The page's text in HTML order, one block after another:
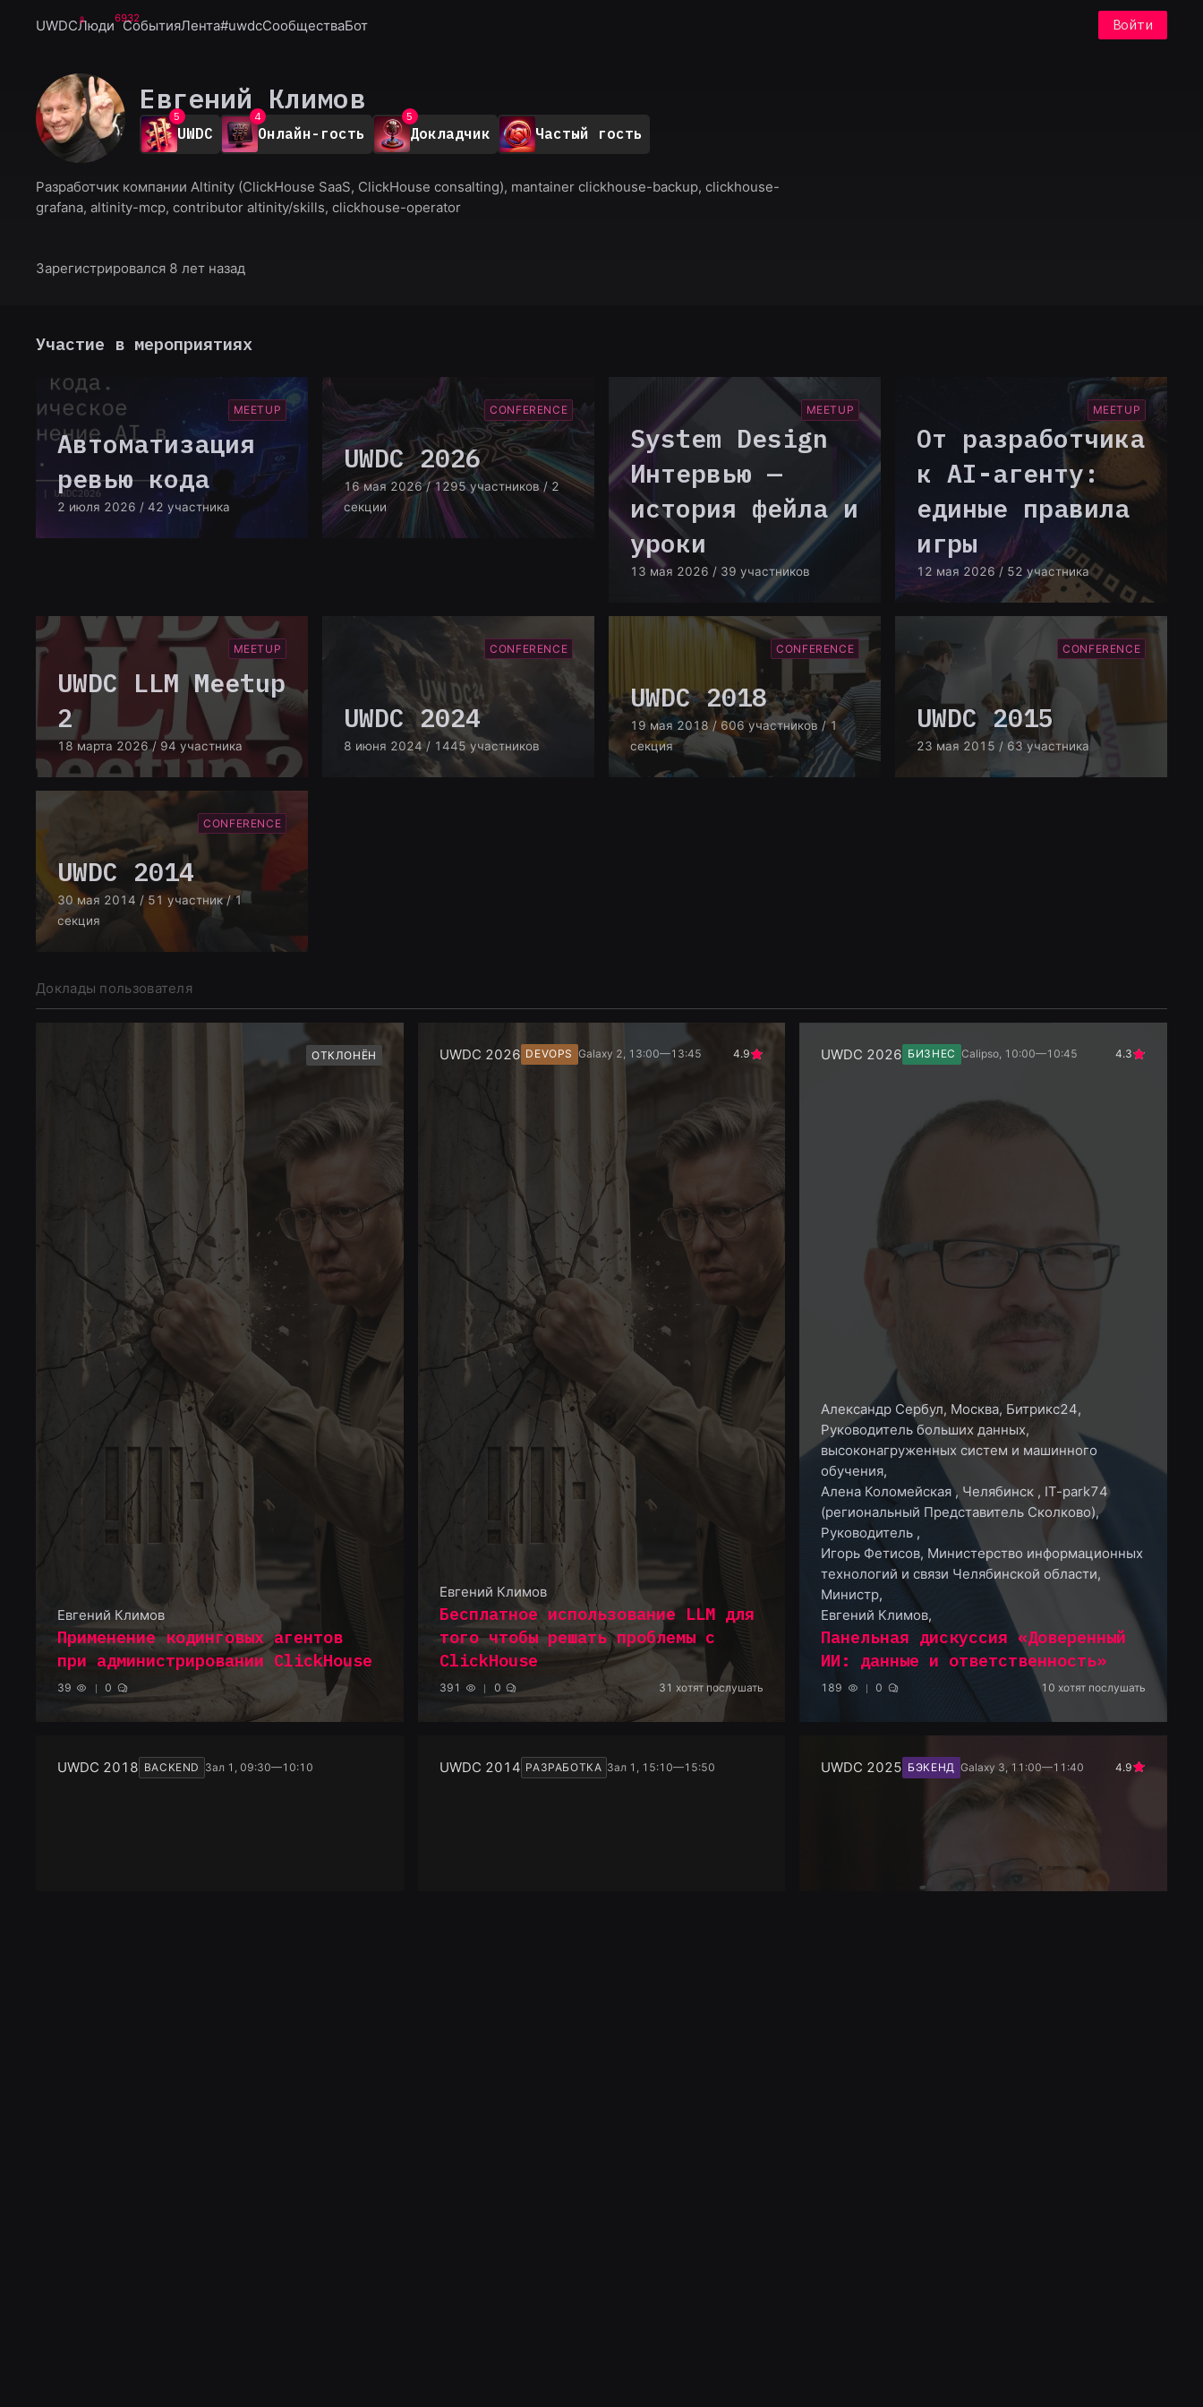
UWDCЛюди6932
СобытияЛента#uwdcСообществаБот Войти
Евгений Климов
0
4
5
6
7
9
UWDC
4
5
6
8
9
Онлайн-гость
5
6
7
9
Докладчик Частый гость
Разработчик компании Altinity (ClickHouse SaaS, ClickHouse consalting), mantainer clickhouse-backup, clickhouse-
grafana, altinity-mcp, contributor altinity/skills, clickhouse-operator
Зарегистрировался 8 лет назад
Участие в мероприятиях
MEETUP
Автоматизация
ревью кода
2 июля 2026 / 42 участника
CONFERENCE
UWDC 2026
16 мая 2026 / 1295 участников / 2
секции
MEETUP
System Design
Интервью —
история фейла и
уроки
13 мая 2026 / 39 участников
MEETUP
От разработчика
к AI-агенту:
единые правила
игры
12 мая 2026 / 52 участника
MEETUP
UWDC LLM Meetup
2
18 марта 2026 / 94 участника
CONFERENCE
UWDC 2024
8 июня 2024 / 1445 участников
CONFERENCE
UWDC 2018
19 мая 2018 / 606 участников / 1
секция
CONFERENCE
UWDC 2015
23 мая 2015 / 63 участника
CONFERENCE
UWDC 2014
30 мая 2014 / 51 участник / 1
секция
Доклады пользователя
Евгений Климов
Применение кодинговых агентов
при администрировании ClickHouse
ОТКЛОНЁН
39 0
UWDC 2026 DEVOPS Galaxy 2, 13:00—13:45 4.9
Евгений Климов
Бесплатное использование LLM для
того чтобы решать проблемы с
ClickHouse
391 0 31 хотят послушать
UWDC 2026 БИЗНЕС Calipso, 10:00—10:45 4.3
Александр Сербул, Москва, Битрикс24,
Руководитель больших данных,
высоконагруженных систем и машинного
обучения,
Алена Коломейская, Челябинск , IT-park74
(региональный Представитель Сколково),
Руководитель ,
Игорь Фетисов, Министерство информационных
технологий и связи Челябинской области,
Министр,
Евгений Климов,
Панельная дискуссия «Доверенный
ИИ: данные и ответственность»
189 0 10 хотят послушать
UWDC 2018 BACKEND Зал 1, 09:30—10:10 UWDC 2014 РАЗРАБОТКА Зал 1, 15:10—15:50 UWDC 2025 БЭКЕНД Galaxy 3, 11:00—11:40 4.9